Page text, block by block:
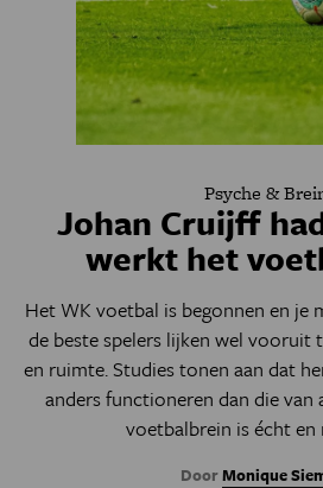
Psyche &
Johan Cruijff
werkt het
Het WK voetbal is begonnen en je
de beste spelers lijken wel vooruit
en ruimte. Studies tonen aan dat
anders functioneren dan die van
voetbalbrein is écht en
DoorMonique